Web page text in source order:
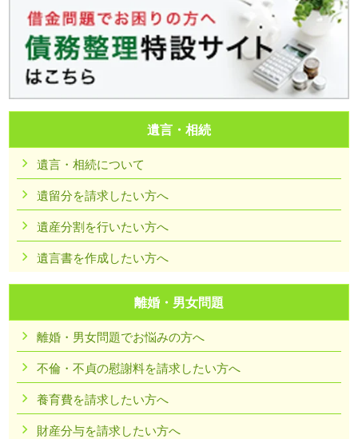
遺言・相続
遺言・相続について
遺留分を請求したい方へ
遺産分割を行いたい方へ
遺言書を作成したい方へ
離婚・男女問題
離婚・男女問題でお悩みの方へ
不倫・不貞の慰謝料を請求したい方へ
養育費を請求したい方へ
財産分与を請求したい方へ